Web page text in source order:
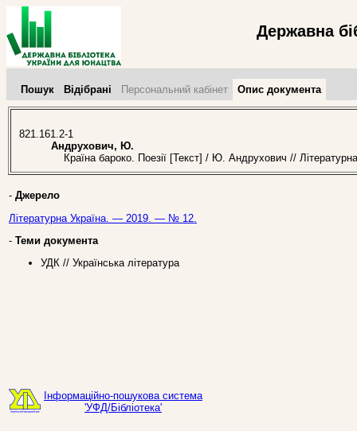
Державна
Пошук Відібрані Персональний кабінет Опис документа
821.161.2-1
Андрухович, Ю.
Країна бароко. Поезії [Текст] / Ю. Андрухович //
- Джерело
Літературна Україна. — 2019. — № 12.
- Теми документа
УДК // Українська література
Інформаційно-пошукова система
'УФД/Бібліотека'